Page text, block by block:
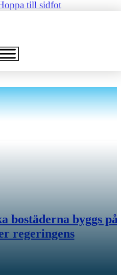
till sidfot
bostäderna byggs på
regeringens